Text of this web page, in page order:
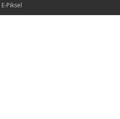
E-Piksel